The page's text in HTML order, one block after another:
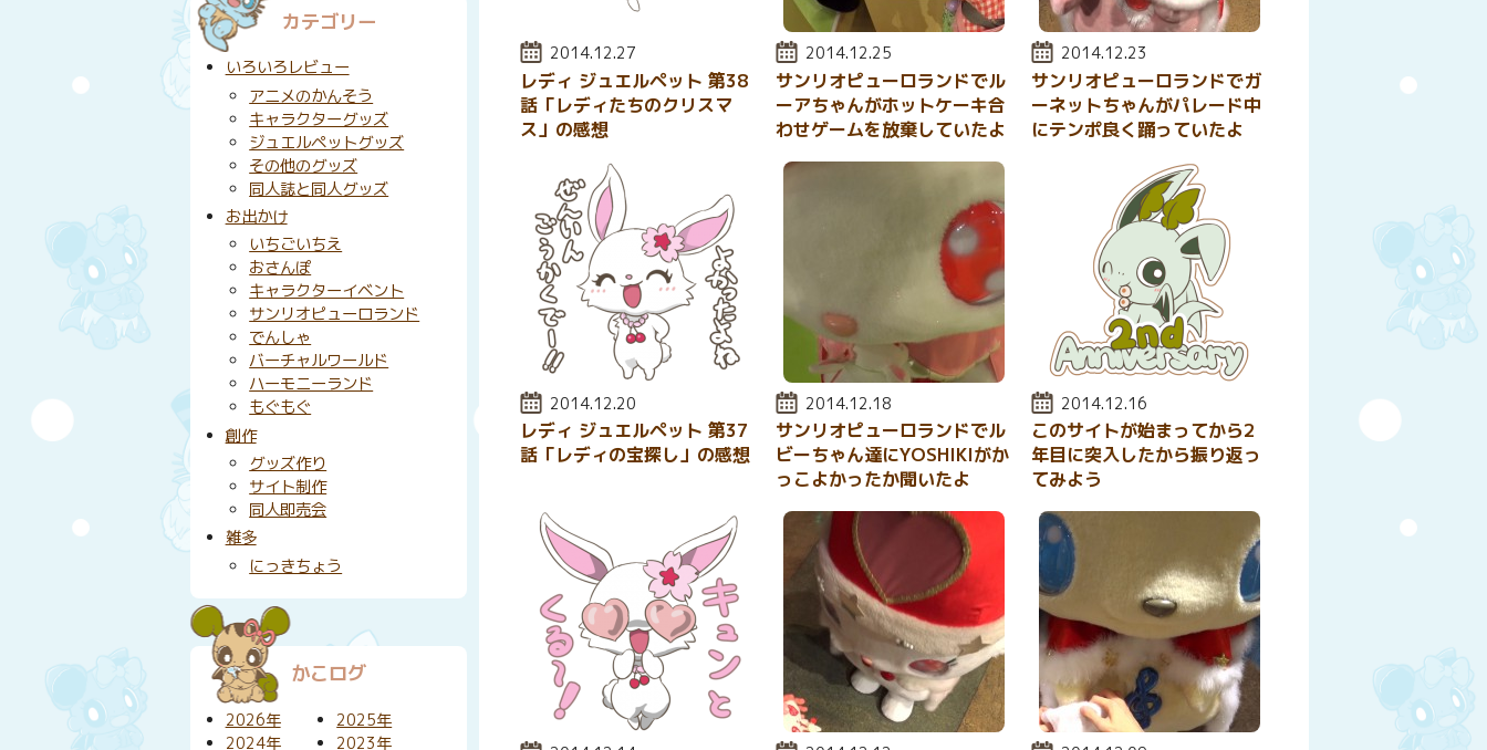
投稿日:
2014.12.27
レディ ジュエルペット 第38
話「レディたちのクリスマ
ス」の感想
投稿日:
2014.12.25
サンリオピューロランドでル
ーアちゃんがホットケーキ合
わせゲームを放棄していたよ
投稿日:
2014.12.23
サンリオピューロランドでガ
ーネットちゃんがパレード中
にテンポ良く踊っていたよ
投稿日:
2014.12.20
レディ ジュエルペット 第37
話「レディの宝探し」の感想
投稿日:
2014.12.18
サンリオピューロランドでル
ビーちゃん達にYOSHIKIがか
っこよかったか聞いたよ
投稿日:
2014.12.16
このサイトが始まってから2
年目に突入したから振り返っ
てみよう
カテゴリー
いろいろレビュー
アニメのかんそう
キャラクターグッズ
ジュエルペットグッズ
その他のグッズ
同人誌と同人グッズ
お出かけ
いちごいちえ
おさんぽ
キャラクターイベント
サンリオピューロランド
でんしゃ
バーチャルワールド
ハーモニーランド
もぐもぐ
創作
グッズ作り
サイト制作
同人即売会
雑多
にっきちょう
かこログ
2026年
2025年
2024年
2023年